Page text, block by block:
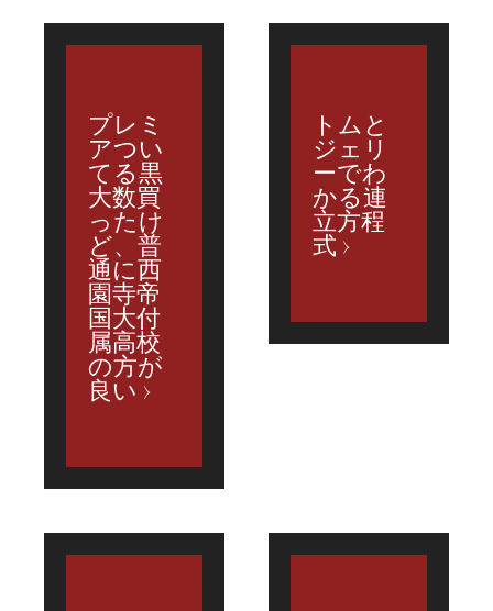
プレミ
アつい
てる黒
大数買
ったけ
ど、普
通に西
園寺帝
国大付
属高校
の方が
良い
トムと
ジェリ
ーでわ
かる連
立方程
式